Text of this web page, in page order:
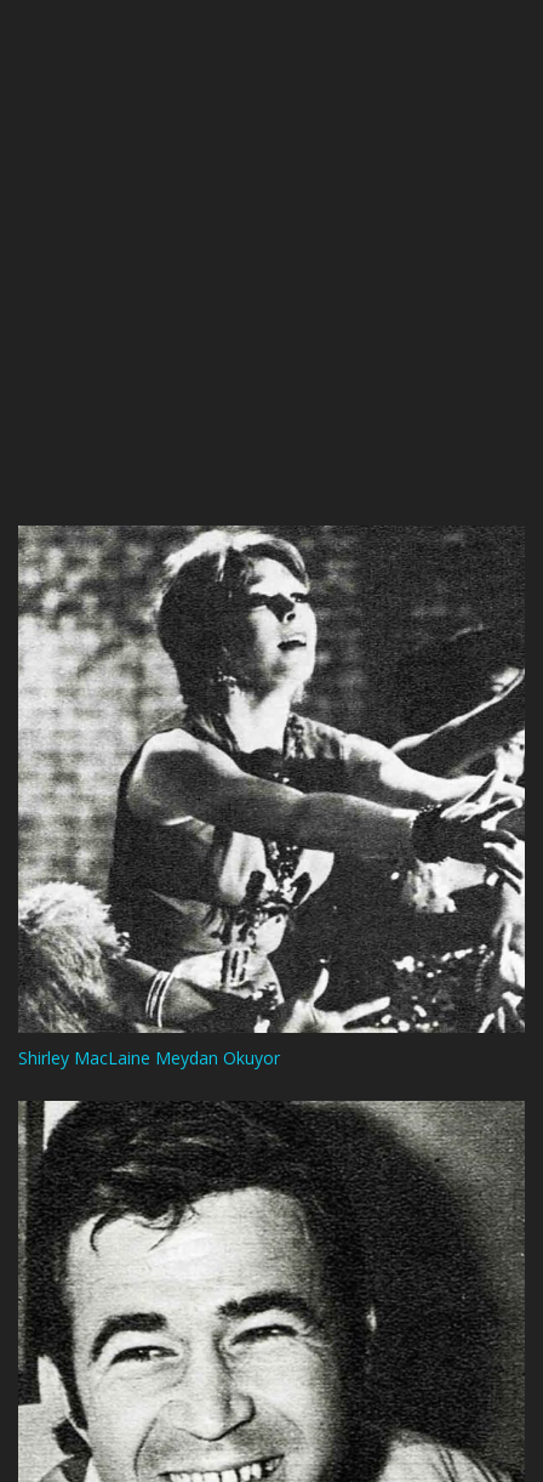
Shirley MacLaine Meydan Okuyor